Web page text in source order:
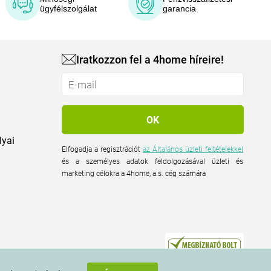
ügyfélszolgálat
garancia
Iratkozzon fel a 4home híreire!
Elfogadja a regisztrációtaz Általános üzleti feltételekkel
és a személyes adatok feldolgozásával üzleti és
marketing célokra a 4home, a.s. cég számára